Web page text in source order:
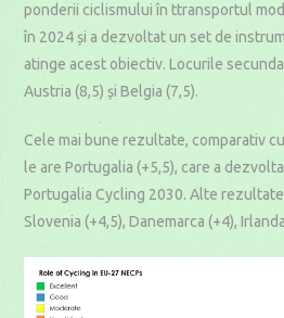
ponderii ciclismului în ttransportul
în 2024 și a dezvoltat un set de
atinge acest obiectiv. Locurile
Austria (8,5) și Belgia (7,5).
Cele mai bune rezultate, comparativ
le are Portugalia (+5,5), care a
Portugalia Cycling 2030. Alte
Slovenia (+4,5), Danemarca (+4),